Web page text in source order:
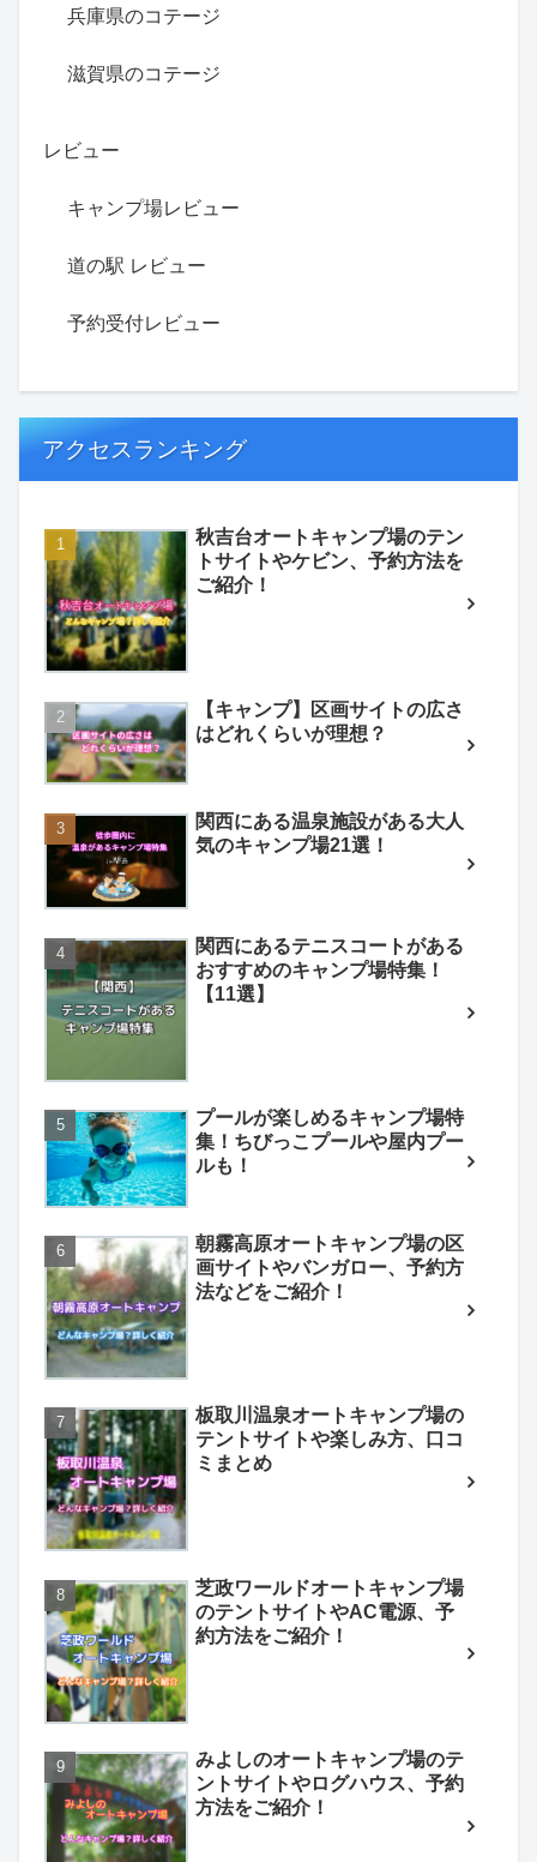
兵庫県のコテージ
滋賀県のコテージ
レビュー
キャンプ場レビュー
道の駅 レビュー
予約受付レビュー
アクセスランキング
秋吉台オートキャンプ場のテン
トサイトやケビン、予約方法を
ご紹介！
【キャンプ】区画サイトの広さ
はどれくらいが理想？
関西にある温泉施設がある大人
気のキャンプ場21選！
関西にあるテニスコートがある
おすすめのキャンプ場特集！
【11選】
プールが楽しめるキャンプ場特
集！ちびっこプールや屋内プー
ルも！
朝霧高原オートキャンプ場の区
画サイトやバンガロー、予約方
法などをご紹介！
板取川温泉オートキャンプ場の
テントサイトや楽しみ方、口コ
ミまとめ
芝政ワールドオートキャンプ場
のテントサイトやAC電源、予
約方法をご紹介！
みよしのオートキャンプ場のテ
ントサイトやログハウス、予約
方法をご紹介！